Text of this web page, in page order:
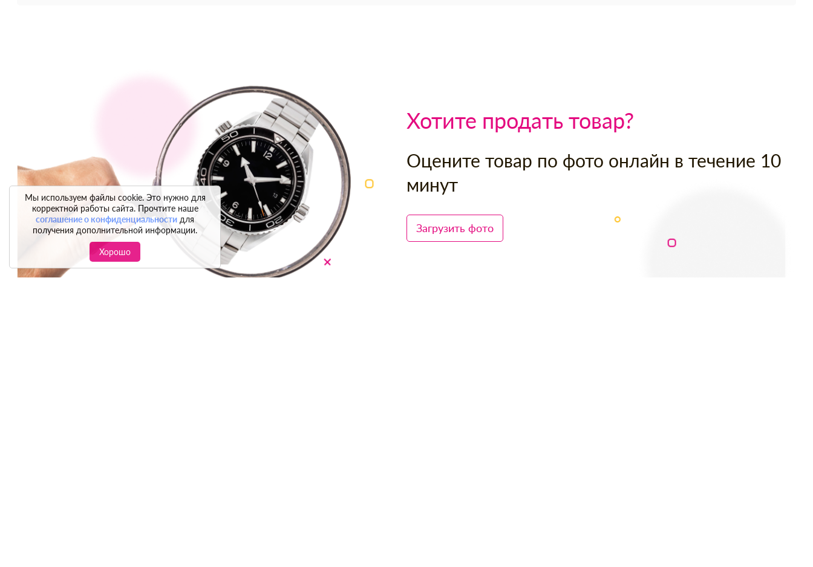
Хотите продать товар?
Оцените товар по фото онлайн в течение 10
минут
Загрузить фото
Мы используем файлы cookie. Это нужно для
корректной работы сайта. Прочтите наше
соглашение о конфиденциальности для
получения дополнительной информации.
Хорошо